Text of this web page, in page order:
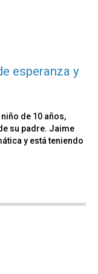
esperanza y
de 10 años,
su padre. Jaime
y está teniendo